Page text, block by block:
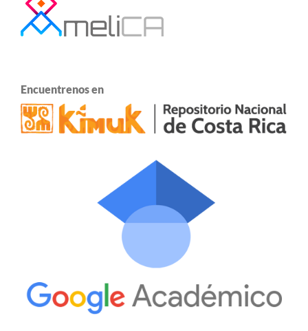
Encuentrenos en